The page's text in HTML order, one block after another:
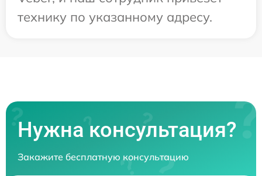
технику по указанному адресу.
Нужна консультация?
Закажите бесплатную консультацию